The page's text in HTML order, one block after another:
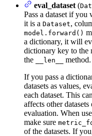
eval_dataset (
Pass a dataset if you
it is a Dataset,
model.forward()
a dictionary, it will
dictionary key to the
the
__len__
method.
If you pass a
datasets as values,
each dataset. This
affects other
evaluation. When
make sure
of the datasets. If